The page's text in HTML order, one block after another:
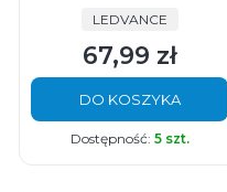
PRODUCENT
LEDVANCE
Cena
67,99 zł
DO KOSZYKA
Dostępność: 5 szt.